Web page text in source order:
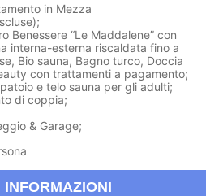
in Mezza
Benessere “Le Maddalene” con
interna-esterna riscaldata fino a
Bio sauna, Bagno turco, Doccia
con trattamenti a pagamento;
e telo sauna per gli adulti;
di coppia;
& Garage;
INFORMAZIONI